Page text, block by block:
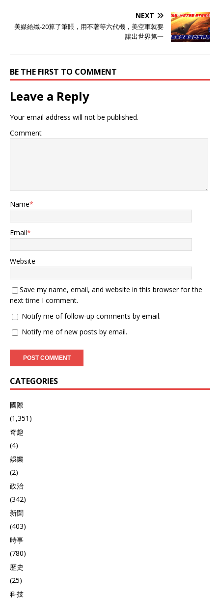
NEXT
美媒給殲-20算了筆賬，用不著等六代機，美空軍就要
讓出世界第一
BE THE FIRST TO COMMENT
Leave a Reply
Your email address will not be published.
Comment
Name*
Email*
Website
Save my name, email, and website in this browser for the
next time I comment.
Notify me of follow-up comments by email.
Notify me of new posts by email.
CATEGORIES
國際
(1,351)
奇趣
(4)
娛樂
(2)
政治
(342)
新聞
(403)
時事
(780)
歷史
(25)
科技